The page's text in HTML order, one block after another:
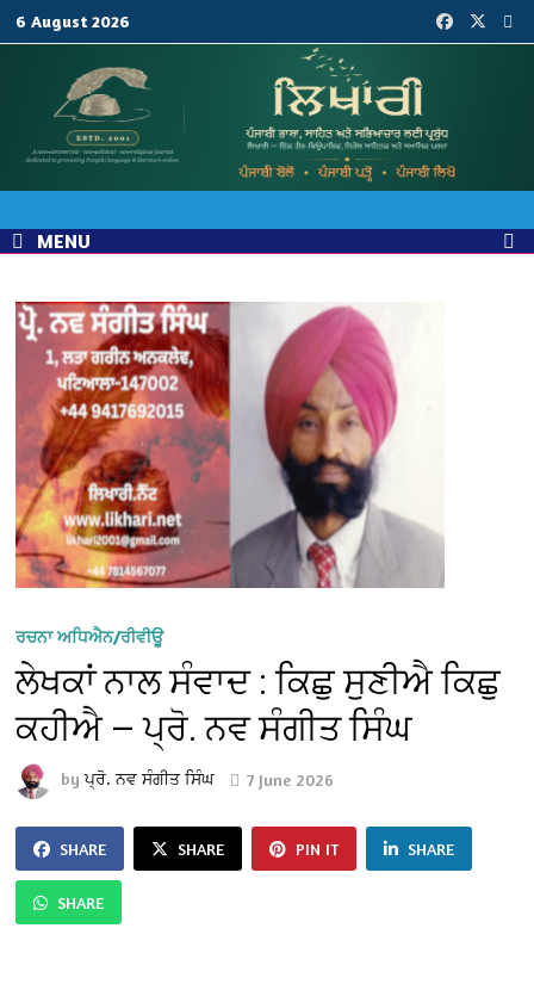
6 August 2026
MENU
ਰਚਨਾ ਅਧਿਐਨ/ਰੀਵੀਊ
ਲੇਖਕਾਂ ਨਾਲ ਸੰਵਾਦ : ਕਿਛੁ ਸੁਣੀਐ ਕਿਛੁ
ਕਹੀਐ — ਪ੍ਰੋ. ਨਵ ਸੰਗੀਤ ਸਿੰਘ
byਪ੍ਰੋ. ਨਵ ਸੰਗੀਤ ਸਿੰਘ 7 June 2026
SHARE SHARE PIN IT SHARE
SHARE